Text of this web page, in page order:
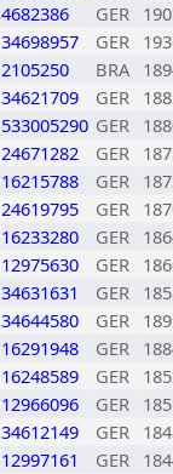
4682386 GER
34698957 GER
2105250 BRA
34621709 GER
533005290 GER
24671282 GER
16215788 GER
24619795 GER
16233280 GER
12975630 GER
34631631 GER
34644580 GER
16291948 GER
16248589 GER
12966096 GER
34612149 GER
12997161 GER